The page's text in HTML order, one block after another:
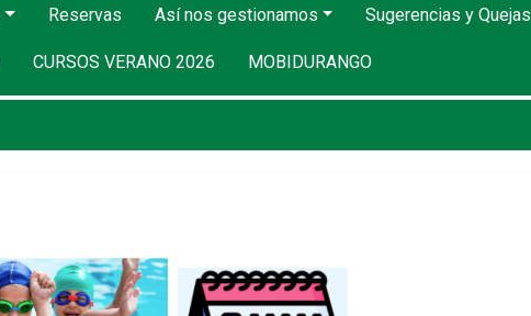
Reservas Así nos gestionamos Sugerencias y Quejas
CURSOS VERANO 2026 MOBIDURANGO